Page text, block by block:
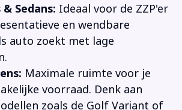
Sedans: Ideaal voor de ZZP'er
en wendbare
auto zoekt met lage
Maximale ruimte voor je
voorraad. Denk aan
zoals de Golf Variant of